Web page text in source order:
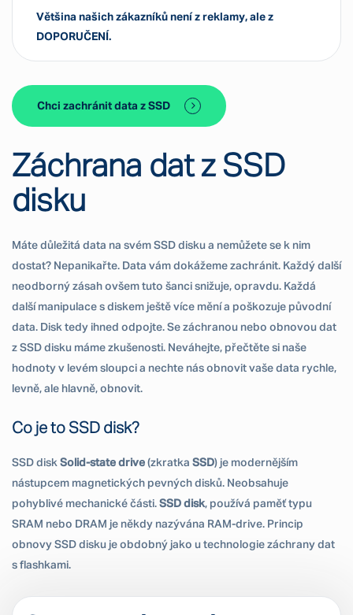
Většina našich zákazníků není z reklamy, ale z
DOPORUČENÍ.
Chci zachránit data z SSD
Záchrana dat z SSD
disku
Máte důležitá data na svém SSD disku a nemůžete se k nim
dostat? Nepanikařte. Data vám dokážeme zachránit. Každý další
neodborný zásah ovšem tuto šanci snižuje, opravdu. Každá
další manipulace s diskem ještě více mění a poškozuje původní
data. Disk tedy ihned odpojte. Se záchranou nebo obnovou dat
z SSD disku máme zkušenosti. Neváhejte, přečtěte si naše
hodnoty v levém sloupci a nechte nás obnovit vaše data rychle,
levně, ale hlavně, obnovit.
Co je to SSD disk?
SSD disk Solid-state drive (zkratka SSD) je modernějším
nástupcem magnetických pevných disků. Neobsahuje
pohyblivé mechanické části. SSD disk, používá paměť typu
SRAM nebo DRAM je někdy nazývána RAM-drive. Princip
obnovy SSD disku je obdobný jako u technologie záchrany dat
s flashkami.